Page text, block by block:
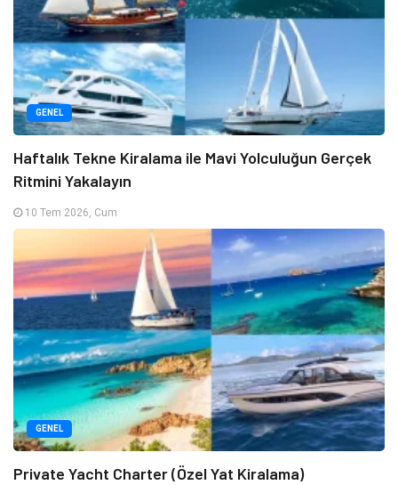
GENEL
Haftalık Tekne Kiralama ile Mavi Yolculuğun Gerçek
Ritmini Yakalayın
10 Tem 2026, Cum
GENEL
Private Yacht Charter (Özel Yat Kiralama)